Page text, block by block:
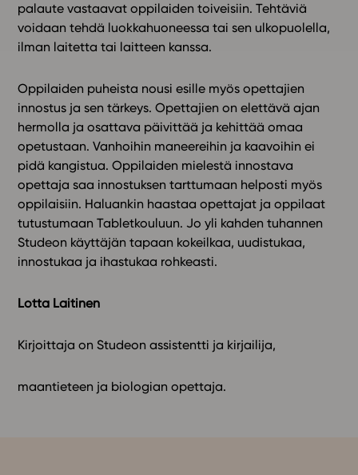
palaute vastaavat oppilaiden toiveisiin. Tehtäviä
voidaan tehdä luokkahuoneessa tai sen ulkopuolella,
ilman laitetta tai laitteen kanssa.
Oppilaiden puheista nousi esille myös opettajien
innostus ja sen tärkeys. Opettajien on elettävä ajan
hermolla ja osattava päivittää ja kehittää omaa
opetustaan. Vanhoihin maneereihin ja kaavoihin ei
pidä kangistua. Oppilaiden mielestä innostava
opettaja saa innostuksen tarttumaan helposti myös
oppilaisiin. Haluankin haastaa opettajat ja oppilaat
tutustumaan Tabletkouluun. Jo yli kahden tuhannen
Studeon käyttäjän tapaan kokeilkaa, uudistukaa,
innostukaa ja ihastukaa rohkeasti.
Lotta Laitinen
Kirjoittaja on Studeon assistentti ja kirjailija,
maantieteen ja biologian opettaja.